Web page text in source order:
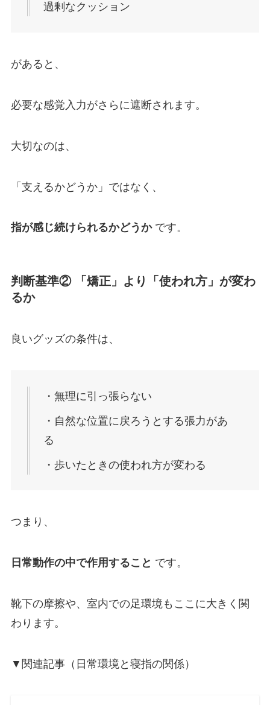
過剰なクッション
があると、
必要な感覚入力がさらに遮断されます。
大切なのは、
「支えるかどうか」ではなく、
指が感じ続けられるかどうかです。
判断基準② 「矯正」より「使われ方」が変わ
るか
良いグッズの条件は、
・無理に引っ張らない
・自然な位置に戻ろうとする張力があ
る
・歩いたときの使われ方が変わる
つまり、
日常動作の中で作用すること です。
靴下の摩擦や、室内での足環境もここに大きく関
わります。
▼関連記事（日常環境と寝指の関係）